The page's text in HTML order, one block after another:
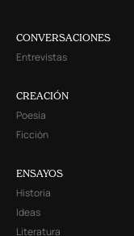
CONVERSACIONES
Entrevistas
CREACIÓN
Poesía
Ficción
ENSAYOS
Historia
Ideas
Literatura